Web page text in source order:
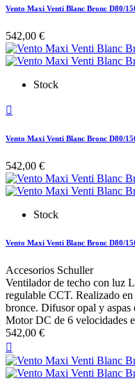
Vento Maxi Venti Blanc Bronc D80/
542,00 €
Stock

Vento Maxi Venti Blanc Bronc D80/
542,00 €
Stock
Vento Maxi Venti Blanc Bronc D80/
Accesorios Schuller
Ventilador de techo con luz
regulable CCT. Realizado
bronce. Difusor opal y aspas
Motor DC de 6 velocidades
542,00 €
